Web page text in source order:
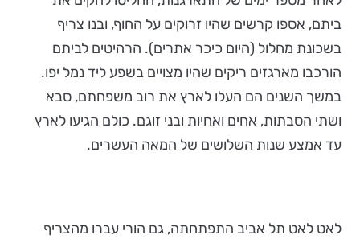
ביתם, אספו קרשים שהיו זרוקים על החוף, ובנו צריף
בשכונת מחלול (היום כיכר אתרים). הרהיטים לביתם
הורכבו מארגזים ריקים שהיו מצויים בשפע ליד נמל יפו.
במשך השנים הם העלו לארץ את רוב משפחתם, סבא
ושתי הסבתות, אחים ואחיות ובני זוגם. כולם הגיעו לארץ
עד אמצע שנות השלושים של המאה העשרים.
לאט לאט תל אביב התפתחתה, גם הורי עברו מהצריף